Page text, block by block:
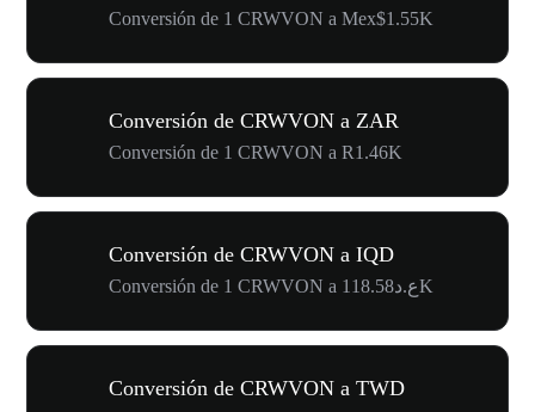
Conversión de 1 CRWVON a Mex$1.55K
Conversión de CRWVON a ZAR
Conversión de 1 CRWVON a R1.46K
Conversión de CRWVON a IQD
Conversión de 1 CRWVON a ع.د118.58K
Conversión de CRWVON a TWD